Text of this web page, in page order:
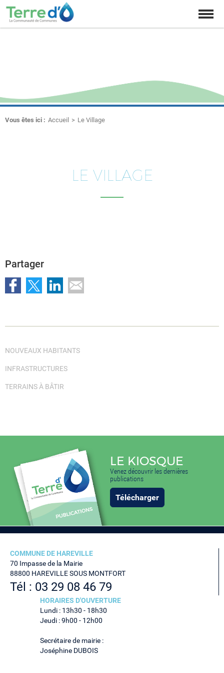
Vous êtes ici : Accueil Le Village
LE VILLAGE
Partager
NOUVEAUX HABITANTS
INFRASTRUCTURES
TERRAINS À BÂTIR
LE KIOSQUE
Venez découvrir les dernières
publications
Télécharger
COMMUNE DE HAREVILLE
70 Impasse de la Mairie
88800 HAREVILLE SOUS MONTFORT
Tél : 03 29 08 46 79
HORAIRES D'OUVERTURE
Lundi : 13h30 - 18h30
Jeudi : 9h00 - 12h00
Secrétaire de mairie :
Joséphine DUBOIS